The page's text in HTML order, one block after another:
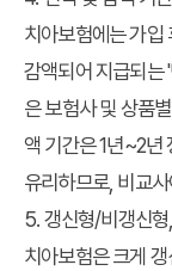
치아보험에는 가입
감액되어 지급되는
은 보험사 및 상품
액 기간은 1년~2년
유리하므로, 비교
5. 갱신형/비갱신형
치아보험은 크게